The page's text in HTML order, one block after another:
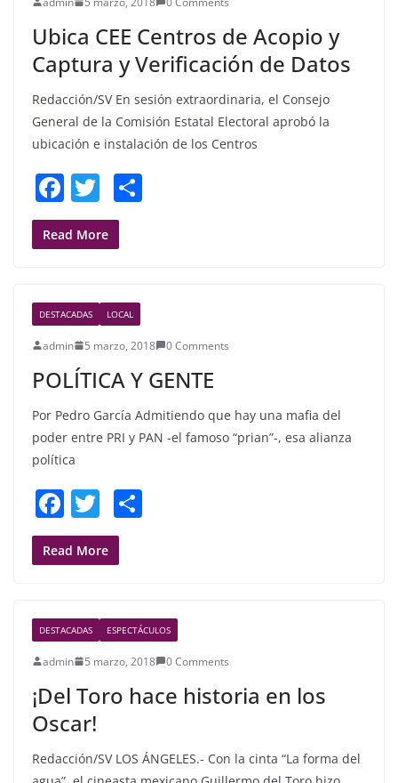
o
k
Ubica CEE Centros de Acopio y
Captura y Verificación de Datos
Redacción/SV En sesión extraordinaria, el Consejo
General de la Comisión Estatal Electoral aprobó la
ubicación e instalación de los Centros
F
a
c
b
o
o
k
T
w
itt
Read More
DESTACADAS LOCAL
admin 5 marzo, 2018 0 Comments
POLÍTICA Y GENTE
Por Pedro García Admitiendo que hay una mafia del
poder entre PRI y PAN -el famoso “prian”-, esa alianza
política
F
a
c
b
o
o
k
T
w
itt
Read More
DESTACADAS ESPECTÁCULOS
admin 5 marzo, 2018 0 Comments
¡Del Toro hace historia en los
Oscar!
Redacción/SV LOS ÁNGELES.- Con la cinta “La forma del